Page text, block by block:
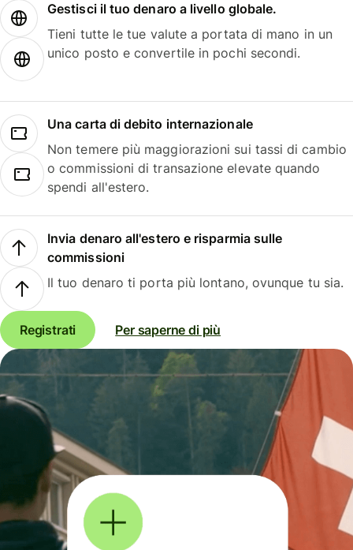
Gestisci il tuo denaro a livello globale.
Tieni tutte le tue valute a portata di mano in un
unico posto e convertile in pochi secondi.
Una carta di debito internazionale
Non temere più maggiorazioni sui tassi di cambio
o commissioni di transazione elevate quando
spendi all'estero.
Invia denaro all'estero e risparmia sulle
commissioni
Il tuo denaro ti porta più lontano, ovunque tu sia.
Registrati Per saperne di più